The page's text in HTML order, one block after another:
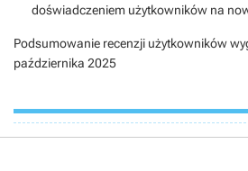
doświadczeniem użytkowników na
Podsumowanie recenzji użytkowników
października 2025